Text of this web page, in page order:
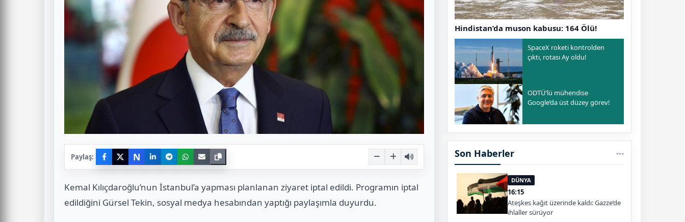
Paylaş: N
Kemal Kılıçdaroğlu’nun İstanbul’a yapması planlanan ziyaret iptal edildi. Programın iptal
edildiğini Gürsel Tekin, sosyal medya hesabından yaptığı paylaşımla duyurdu.
Hindistan’da muson kabusu: 164 Ölü!
SpaceX roketi kontrolden
çıktı, rotası Ay oldu!
ODTÜ’lü mühendise
Google’da üst düzey görev!
Son Haberler
DÜNYA
16:15
Ateşkes kağıt üzerinde kaldı: Gazze’de
ihlaller sürüyor